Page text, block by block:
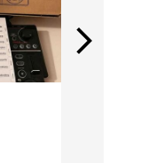
arrow_forward_ios